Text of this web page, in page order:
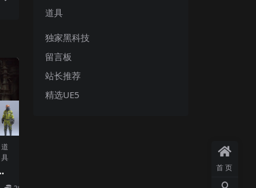
道
具
道具
独家黑科技
留言板
站长推荐
精选UE5
首页